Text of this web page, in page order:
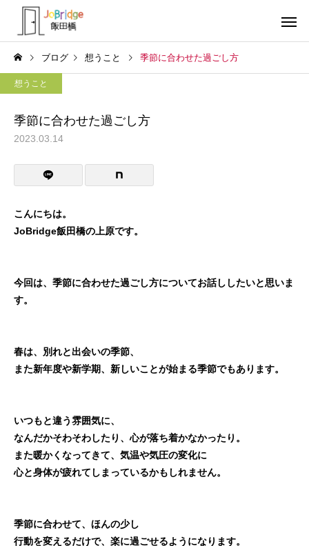
利用者の声
働き続けるための土台
ブログ 想うこと 季節に合わせた過ごし方
想うこと
季節に合わせた過ごし方
2023.03.14
こんにちは。
JoBridge飯田橋の上原です。
今回は、季節に合わせた過ごし方についてお話ししたいと思いま
す。
春は、別れと出会いの季節、
また新年度や新学期、新しいことが始まる季節でもあります。
いつもと違う雰囲気に、
なんだかそわそわしたり、心が落ち着かなかったり。
また暖かくなってきて、気温や気圧の変化に
心と身体が疲れてしまっているかもしれません。
季節に合わせて、ほんの少し
行動を変えるだけで、楽に過ごせるようになります。